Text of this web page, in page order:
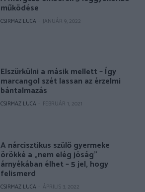
működése
CSIRMAZ LUCA JANUÁR 9, 2022
Elszürkülni a másik mellett – Így
marcangol szét lassan az érzelmi
bántalmazás
CSIRMAZ LUCA FEBRUÁR 1, 2021
A nárcisztikus szülő gyermeke
örökké a „nem elég jóság”
árnyékában élhet – 5 jel, hogy
felismerd
CSIRMAZ LUCA ÁPRILIS 3, 2022